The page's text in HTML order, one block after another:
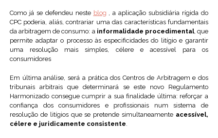
Como já se defendeu neste blog , a aplicação subsidiária rígida do
CPC poderia, aliás, contrariar uma das características fundamentais
da arbitragem de consumo: a informalidade procedimental, que
permite adaptar o processo às especificidades do litígio e garantir
uma resolução mais simples, célere e acessível para os
consumidores
Em última análise, será a prática dos Centros de Arbitragem e dos
tribunais arbitrais que determinará se este novo Regulamento
Harmonizado consegue cumprir a sua finalidade última: reforçar a
confiança dos consumidores e profissionais num sistema de
resolução de litígios que se pretende simultaneamente acessível,
célere e juridicamente consistente.